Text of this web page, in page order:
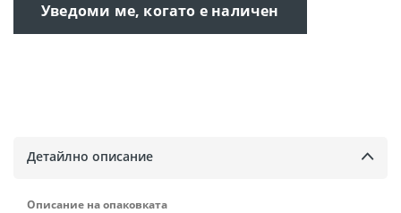
Уведоми ме, когато е наличен
Детайлно описание
Описание на опаковката